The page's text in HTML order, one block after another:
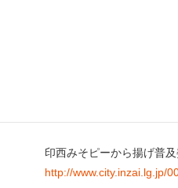
印西みそピーから揚げ普
http://www.city.inzai.lg.jp/